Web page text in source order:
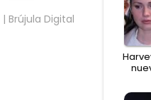
| Brújula Digital